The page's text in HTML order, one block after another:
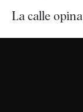
La calle opina